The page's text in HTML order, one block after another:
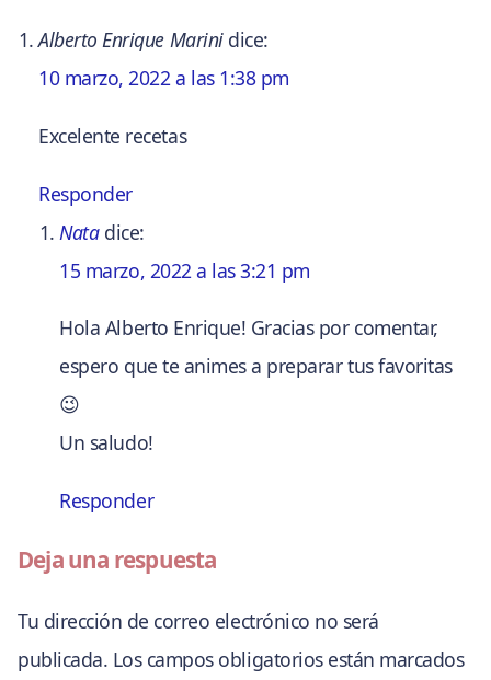
Alberto Enrique Marini dice:
10 marzo, 2022 a las 1:38 pm
Excelente recetas
Responder
Nata dice:
15 marzo, 2022 a las 3:21 pm
Hola Alberto Enrique! Gracias por comentar,
espero que te animes a preparar tus favoritas
😉
Un saludo!
Responder
Deja una respuesta
Tu dirección de correo electrónico no será
publicada. Los campos obligatorios están marcados